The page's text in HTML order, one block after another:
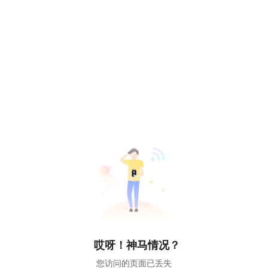
哎呀！神马情况？
您访问的页面已丢失